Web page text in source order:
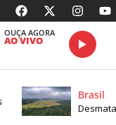
OUÇA AGORA
AO VIVO
Brasil